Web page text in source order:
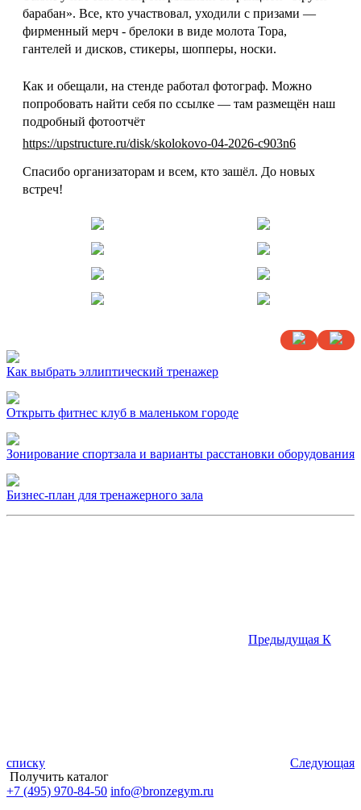
барабан». Все, кто участвовал, уходили с призами —
фирменный мерч - брелоки в виде молота Тора,
гантелей и дисков, стикеры, шопперы, носки.
Как и обещали, на стенде работал фотограф. Можно
попробовать найти себя по ссылке — там размещён наш
подробный фотоотчёт
https://upstructure.ru/disk/skolokovo-04-2026-c903n6
Спасибо организаторам и всем, кто зашёл. До новых
встреч!
Как выбрать эллиптический тренажер
Открыть фитнес клуб в маленьком городе
Зонирование спортзала и варианты расстановки оборудования
Бизнес-план для тренажерного зала
Предыдущая К
списку
Следующая
Получить каталог
+7 (495) 970-84-50 info@bronzegym.ru